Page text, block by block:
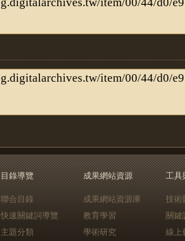
目錄導覽
聯合目錄
快速關鍵詞導覽
主題分類
成果網站資源
成果網站資源庫
教育學習
學術研究
工具
技術
關鍵
線上